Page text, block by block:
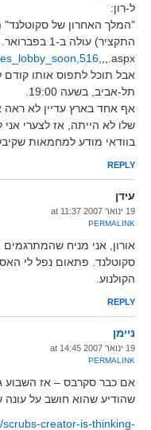
ל-רון:
"המלך האחרון של
התקציר) עולה ב-1 בפברואר.
,,,.aspx
תל-אביב, בשעה 19:00.
אף אחד בארץ עדיין לא ראה
שלו לא הייתה, אז לצערי
בוודאי מודע למחמאות
REPLY
עידן
19 ינואר 2007 at 11:37
PERMALINK
אורון, אני מניח
סקוטלנד. פתאום נפל לי
הקולנוע.
REPLY
ניימן
19 ינואר 2007 at 14:45
PERMALINK
אם כבר סקרבס – אז השבוע
שהודיע שהוא חושב על
creator-is-thinking-